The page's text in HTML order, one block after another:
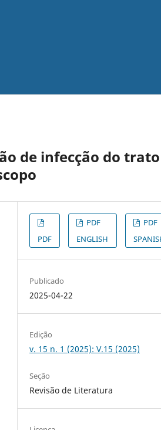
de infecção do trato
PDF
PDF
ENGLISH
PDF
Publicado
2025-04-22
Edição
v. 15 n. 1 (2025): V.15 (2025)
Seção
Revisão de Literatura